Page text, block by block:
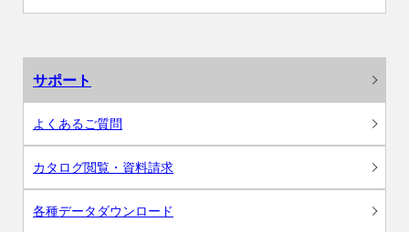
サポート
よくあるご質問
カタログ閲覧・資料請求
各種データダウンロード